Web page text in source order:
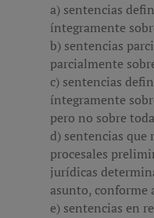
sentencias
íntegramente
sentencias
parcialmente
sentencias
íntegramente
pero no sobre
sentencias que
procesales
jurídicas
asunto, conforme
sentencias en